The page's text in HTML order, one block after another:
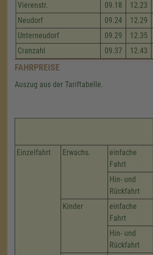
Vierenstr.
09.18 12.23
Neudorf
09.24 12.29
Unterneudorf
09.29 12.35
Cranzahl
09.37 12.43
FAHRPREISE
Auszug aus der Tariftabelle.
Einzelfahrt
Erwachs.
einfache
Fahrt
Hin- und
Rückfahrt
Kinder
einfache
Fahrt
Hin- und
Rückfahrt